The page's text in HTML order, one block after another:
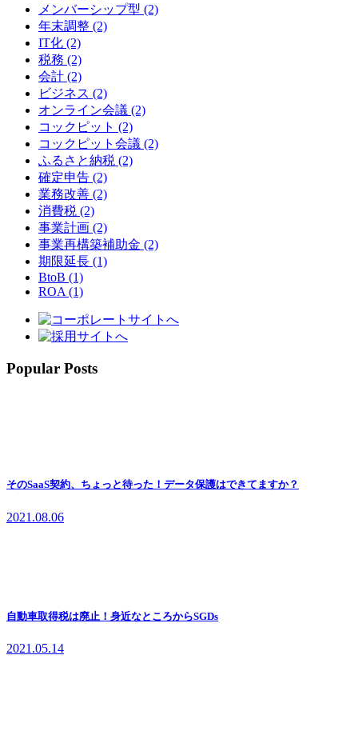
メンバーシップ型 (2)
年末調整 (2)
IT化 (2)
税務 (2)
会計 (2)
ビジネス (2)
オンライン会議 (2)
コックピット (2)
コックピット会議 (2)
ふるさと納税 (2)
確定申告 (2)
業務改善 (2)
消費税 (2)
事業計画 (2)
事業再構築補助金 (2)
期限延長 (1)
BtoB (1)
ROA (1)
Popular Posts
そのSaaS契約、ちょっと待った！データ保護はできてますか？
2021.08.06
自動車取得税は廃止！身近なところからSGDs
2021.05.14